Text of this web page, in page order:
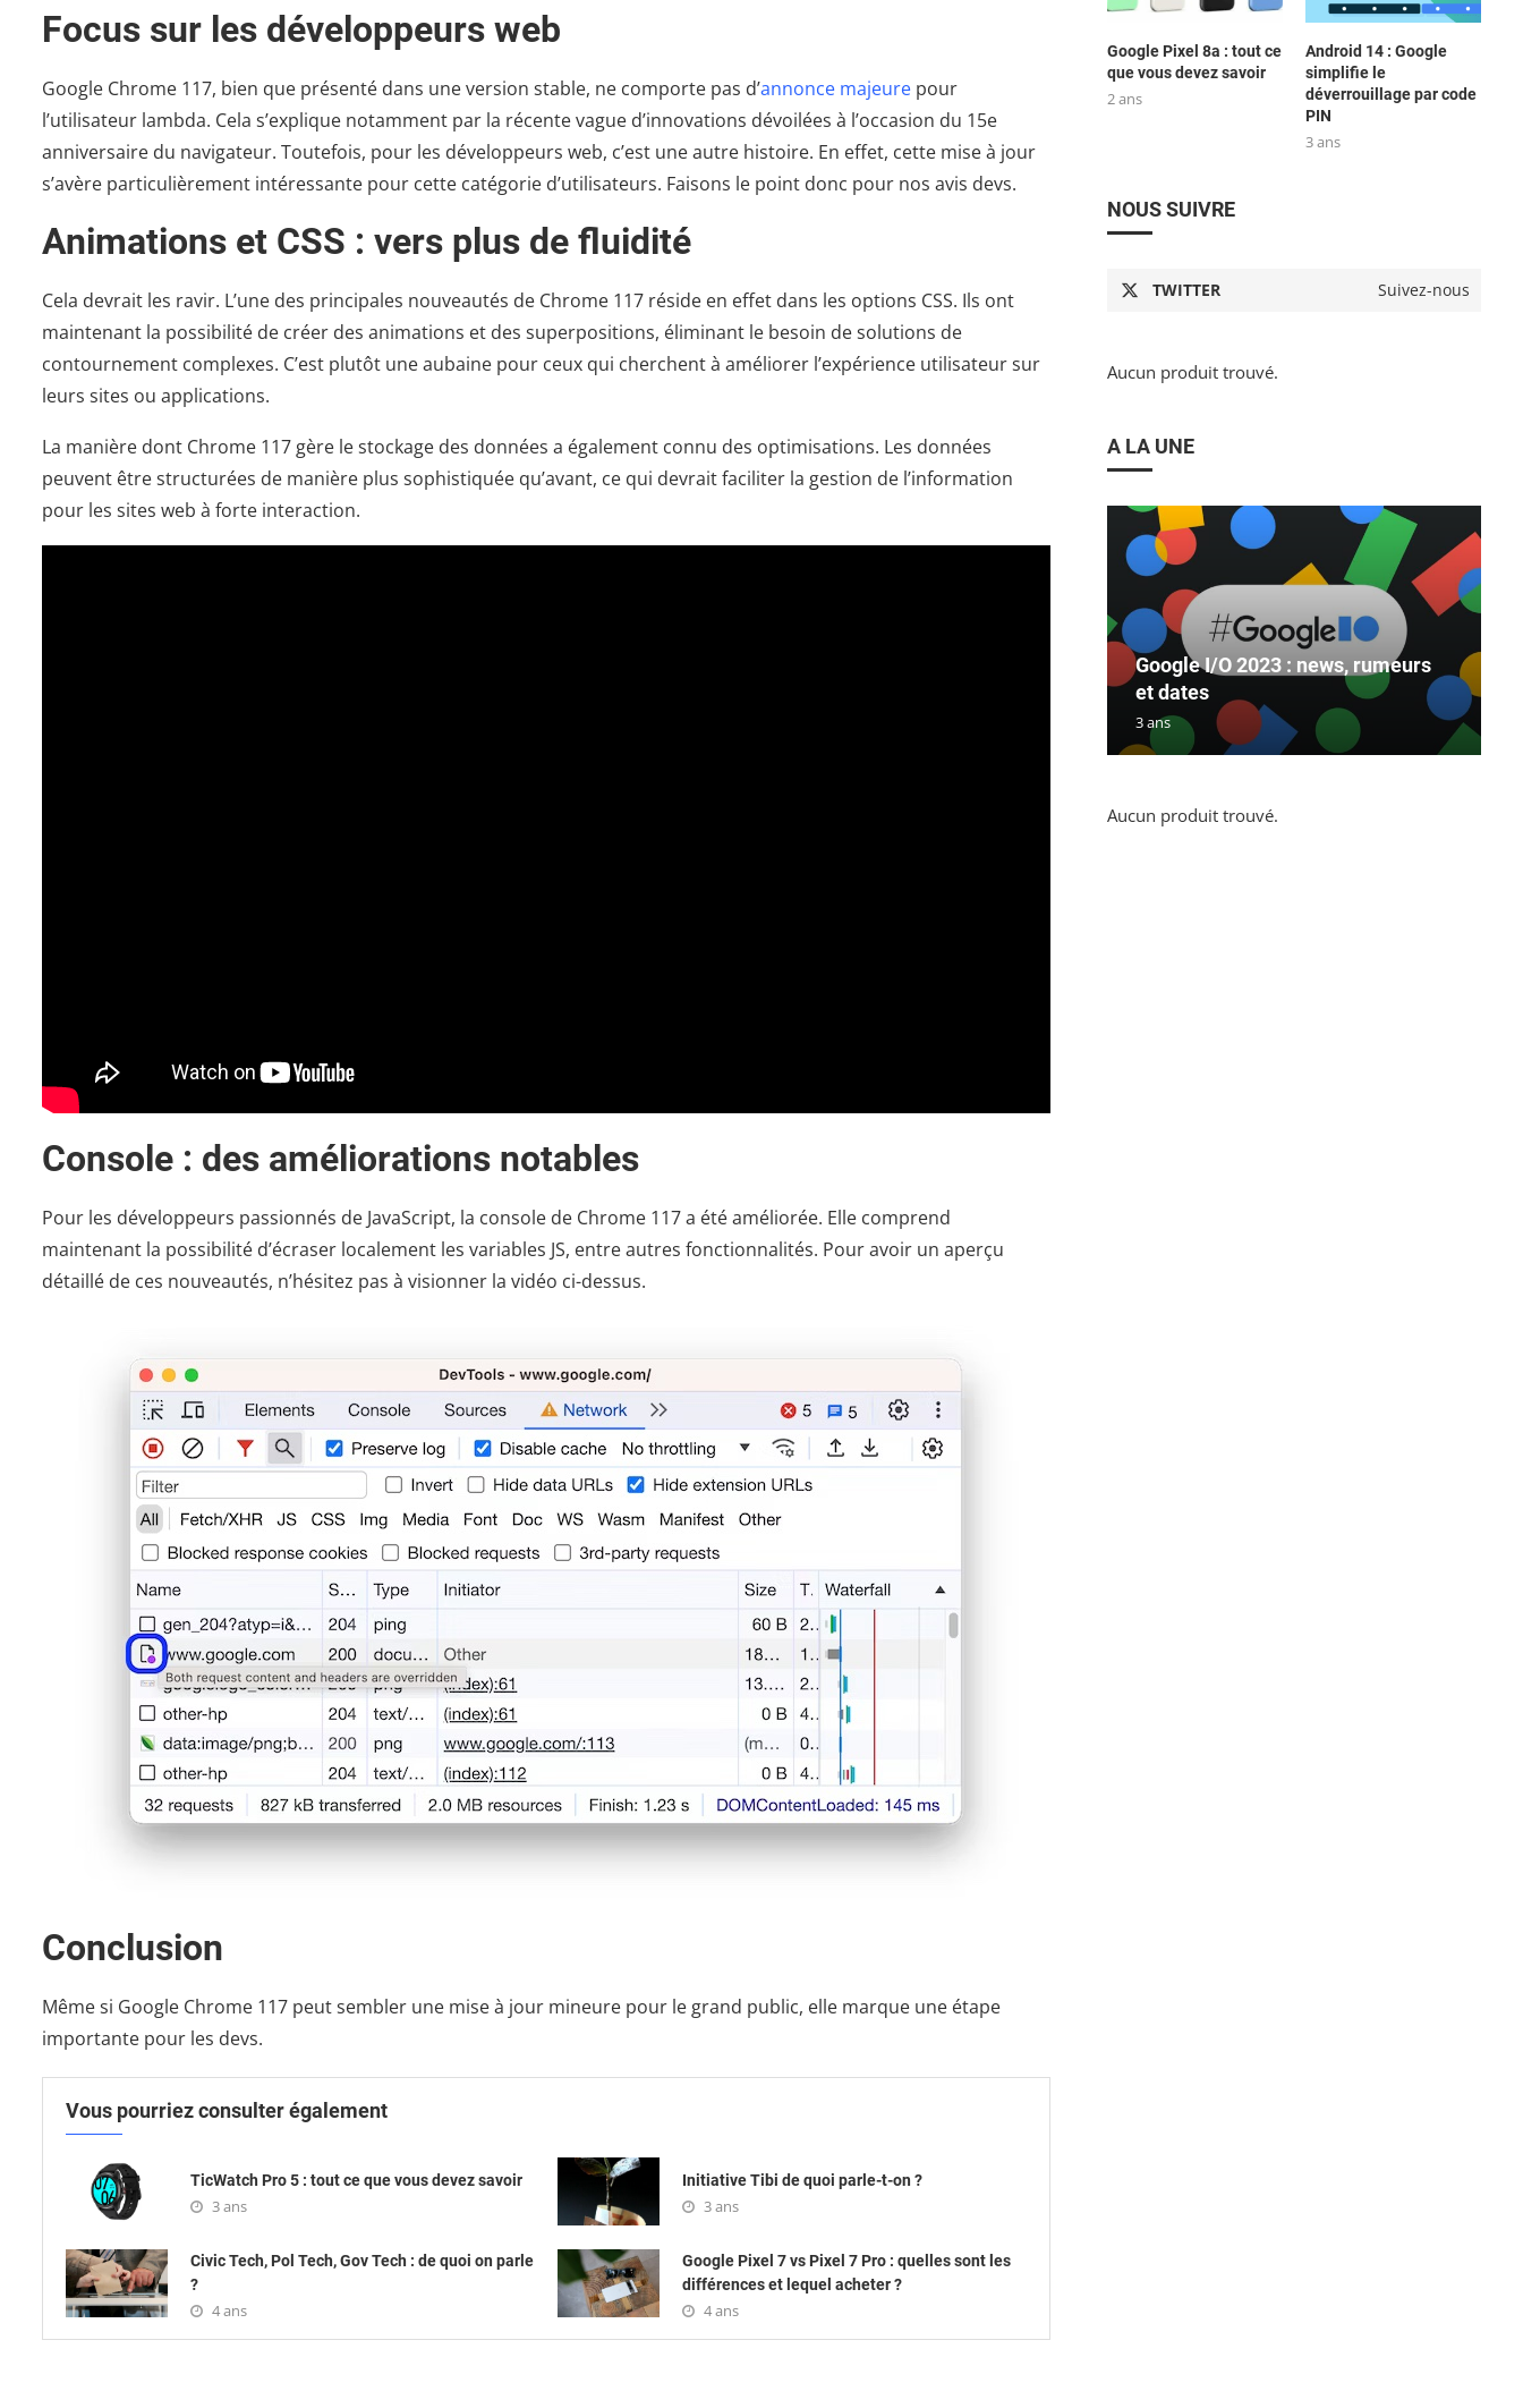
Focus sur les développeurs web
Google Chrome 117, bien que présenté dans une version stable, ne comporte pas d’annonce majeure pour
l’utilisateur lambda. Cela s’explique notamment par la récente vague d’innovations dévoilées à l’occasion du 15e
anniversaire du navigateur. Toutefois, pour les développeurs web, c’est une autre histoire. En effet, cette mise à jour
s’avère particulièrement intéressante pour cette catégorie d’utilisateurs. Faisons le point donc pour nos avis devs.
Animations et CSS : vers plus de fluidité
Cela devrait les ravir. L’une des principales nouveautés de Chrome 117 réside en effet dans les options CSS. Ils ont
maintenant la possibilité de créer des animations et des superpositions, éliminant le besoin de solutions de
contournement complexes. C’est plutôt une aubaine pour ceux qui cherchent à améliorer l’expérience utilisateur sur
leurs sites ou applications.
La manière dont Chrome 117 gère le stockage des données a également connu des optimisations. Les données
peuvent être structurées de manière plus sophistiquée qu’avant, ce qui devrait faciliter la gestion de l’information
pour les sites web à forte interaction.
Console : des améliorations notables
Pour les développeurs passionnés de JavaScript, la console de Chrome 117 a été améliorée. Elle comprend
maintenant la possibilité d’écraser localement les variables JS, entre autres fonctionnalités. Pour avoir un aperçu
détaillé de ces nouveautés, n’hésitez pas à visionner la vidéo ci-dessus.
Conclusion
Même si Google Chrome 117 peut sembler une mise à jour mineure pour le grand public, elle marque une étape
importante pour les devs.
Vous pourriez consulter également
TicWatch Pro 5 : tout ce que vous devez savoir
3 ans
Initiative Tibi de quoi parle-t-on ?
3 ans
Civic Tech, Pol Tech, Gov Tech : de quoi on parle
?
4 ans
Google Pixel 7 vs Pixel 7 Pro : quelles sont les
différences et lequel acheter ?
4 ans
Google Pixel 8a : tout ce
que vous devez savoir
2 ans
Android 14 : Google
simplifie le
déverrouillage par code
PIN
3 ans
NOUS SUIVRE
TWITTER Suivez-nous
Aucun produit trouvé.
A LA UNE
Google I/O 2023 : news, rumeurs
et dates
3 ans
Aucun produit trouvé.